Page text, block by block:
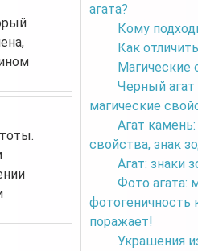
агата?
Кому
Как
Магические
Черный агат
магические
Агат
свойства, знак
Агат: знаки
Фото агата:
фотогеничность
поражает!
Украшения